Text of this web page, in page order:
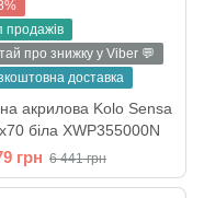
продажів
про знижку у Viber 💬
доставка
акрилова Kolo Sensa
біла XWP355000N
грн 6 441 грн